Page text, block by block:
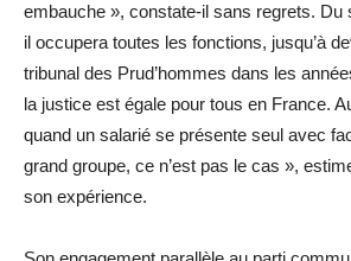
embauche », constate-il sans regrets. Du
il occupera toutes les fonctions, jusqu’à
tribunal des Prud’hommes dans les
la justice est égale pour tous en France.
quand un salarié se présente seul avec
grand groupe, ce n’est pas le cas »,
son expérience.